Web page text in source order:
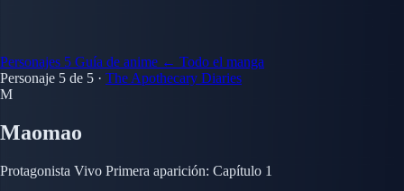
Personajes 5 Guía de anime ← Todo el manga
Personaje 5 de 5 · The Apothecary Diaries
M
Maomao
Protagonista Vivo Primera aparición: Capítulo 1